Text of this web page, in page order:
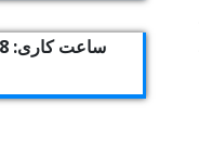
ساعت کاری: 8 صبح الی 12 شب